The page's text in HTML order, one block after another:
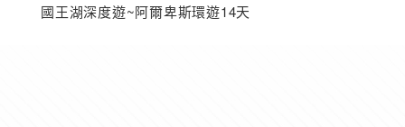
國王湖深度遊~阿爾卑斯環遊14天